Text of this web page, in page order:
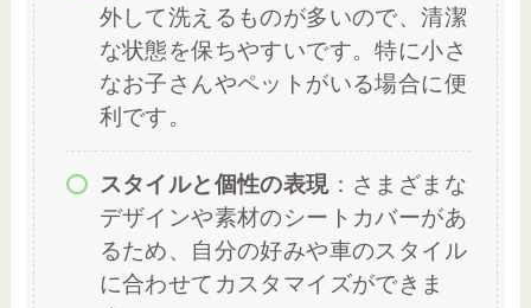
外して洗えるものが多いので、清潔
な状態を保ちやすいです。特に小さ
なお子さんやペットがいる場合に便
利です。
スタイルと個性の表現：さまざまな
デザインや素材のシートカバーがあ
るため、自分の好みや車のスタイル
に合わせてカスタマイズができま